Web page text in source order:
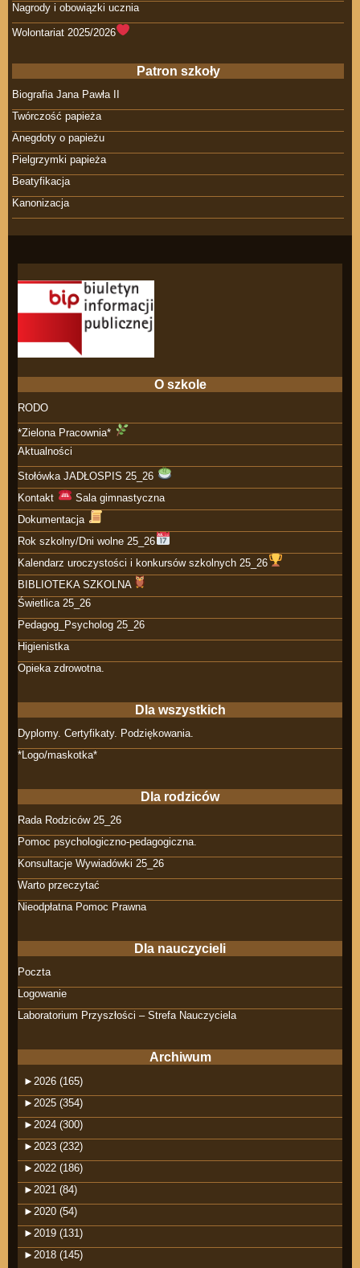
Nagrody i obowiązki ucznia
Wolontariat 2025/2026
Patron szkoły
Biografia Jana Pawła II
Twórczość papieża
Anegdoty o papieżu
Pielgrzymki papieża
Beatyfikacja
Kanonizacja
O szkole
RODO
*Zielona Pracownia*
Aktualności
Stołówka JADŁOSPIS 25_26
Kontakt
Sala gimnastyczna
Dokumentacja
Rok szkolny/Dni wolne 25_26
Kalendarz uroczystości i konkursów szkolnych 25_26
BIBLIOTEKA SZKOLNA
Świetlica 25_26
Pedagog_Psycholog 25_26
Higienistka
Opieka zdrowotna.
Dla wszystkich
Dyplomy. Certyfikaty. Podziękowania.
*Logo/maskotka*
Dla rodziców
Rada Rodziców 25_26
Pomoc psychologiczno-pedagogiczna.
Konsultacje Wywiadówki 25_26
Warto przeczytać
Nieodpłatna Pomoc Prawna
Dla nauczycieli
Poczta
Logowanie
Laboratorium Przyszłości – Strefa Nauczyciela
Archiwum
► 2026 (165)
► 2025 (354)
► 2024 (300)
► 2023 (232)
► 2022 (186)
► 2021 (84)
► 2020 (54)
► 2019 (131)
► 2018 (145)